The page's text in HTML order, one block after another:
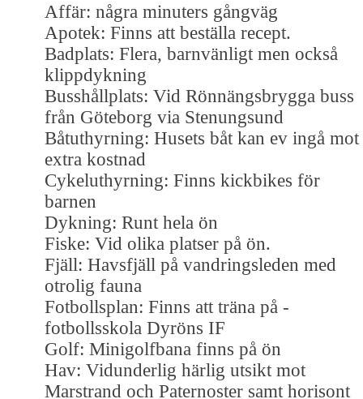
Affär: några minuters gångväg
Apotek: Finns att beställa recept.
Badplats: Flera, barnvänligt men också
klippdykning
Busshållplats: Vid Rönnängsbrygga buss
från Göteborg via Stenungsund
Båtuthyrning: Husets båt kan ev ingå mot
extra kostnad
Cykeluthyrning: Finns kickbikes för
barnen
Dykning: Runt hela ön
Fiske: Vid olika platser på ön.
Fjäll: Havsfjäll på vandringsleden med
otrolig fauna
Fotbollsplan: Finns att träna på -
fotbollsskola Dyröns IF
Golf: Minigolfbana finns på ön
Hav: Vidunderlig härlig utsikt mot
Marstrand och Paternoster samt horisont